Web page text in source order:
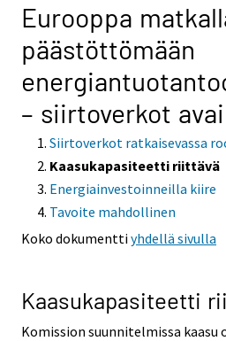
Eurooppa
päästöttömään
– siirtoverkot
Siirtoverkot ratkaisevassa
Kaasukapasiteetti riittävä
Energiainvestoinneilla kiire
Tavoite mahdollinen
Koko dokumenttiyhdellä sivulla
Kaasukapasiteetti
Komission suunnitelmissa kaasu